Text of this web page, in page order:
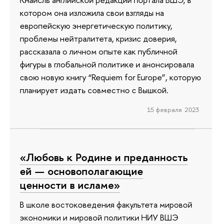
котором она изложила свои взгляды на
европейскую энергетическую политику,
проблемы нейтралитета, кризис доверия,
рассказала о личном опыте как публичной
фигуры в глобальной политике и анонсировала
свою новую книгу “Requiem for Europe”, которую
планирует издать совместно с Вышкой.
15 февраля 2023
«Любовь к Родине и преданность
ей — основополагающие
ценности в исламе»
В школе востоковедения факультета мировой
экономики и мировой политики НИУ ВШЭ